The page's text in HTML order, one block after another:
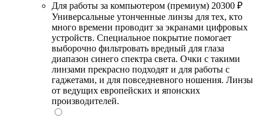
Для работы за компьютером (премиум) 20300 ₽
Универсальные утонченные линзы для тех, кто
много времени проводит за экранами цифровых
устройств. Специальное покрытие помогает
выборочно фильтровать вредный для глаза
диапазон синего спектра света. Очки с такими
линзами прекрасно подходят и для работы с
гаджетами, и для повседневного ношения. Линзы
от ведущих европейских и японских
производителей.